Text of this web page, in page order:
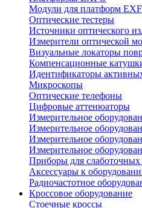
Модули для платформ
Оптические тестеры
Источники оптического
Измерители оптической
Визуальные локаторы
Компенсационные
Идентификаторы
Микроскопы
Оптические телефоны
Цифровые аттенюаторы
Измерительное
Измерительное
Измерительное
Измерительное
Приборы для слаботочных
Аксессуары к
Радиочастотное
Кроссовое оборудование
Стоечные кроссы